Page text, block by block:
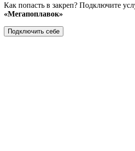
Как попасть в закреп? Подключите
«Мегапоплавок»
Подключить себе